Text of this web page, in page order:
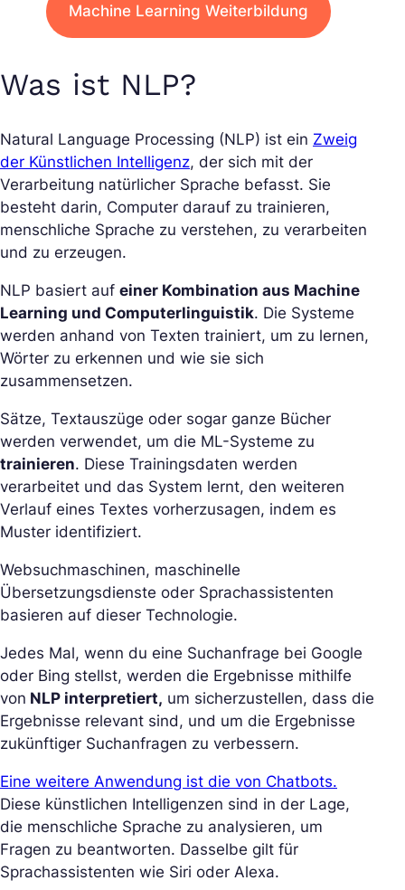
Machine Learning Weiterbildung
Was ist NLP?
Natural Language Processing (NLP) ist ein Zweig
der Künstlichen Intelligenz, der sich mit der
Verarbeitung natürlicher Sprache befasst. Sie
besteht darin, Computer darauf zu trainieren,
menschliche Sprache zu verstehen, zu verarbeiten
und zu erzeugen.
NLP basiert auf einer Kombination aus Machine
Learning und Computerlinguistik. Die Systeme
werden anhand von Texten trainiert, um zu lernen,
Wörter zu erkennen und wie sie sich
zusammensetzen.
Sätze, Textauszüge oder sogar ganze Bücher
werden verwendet, um die ML-Systeme zu
trainieren. Diese Trainingsdaten werden
verarbeitet und das System lernt, den weiteren
Verlauf eines Textes vorherzusagen, indem es
Muster identifiziert.
Websuchmaschinen, maschinelle
Übersetzungsdienste oder Sprachassistenten
basieren auf dieser Technologie.
Jedes Mal, wenn du eine Suchanfrage bei Google
oder Bing stellst, werden die Ergebnisse mithilfe
von NLP interpretiert, um sicherzustellen, dass die
Ergebnisse relevant sind, und um die Ergebnisse
zukünftiger Suchanfragen zu verbessern.
Eine weitere Anwendung ist die von Chatbots.
Diese künstlichen Intelligenzen sind in der Lage,
die menschliche Sprache zu analysieren, um
Fragen zu beantworten. Dasselbe gilt für
Sprachassistenten wie Siri oder Alexa.